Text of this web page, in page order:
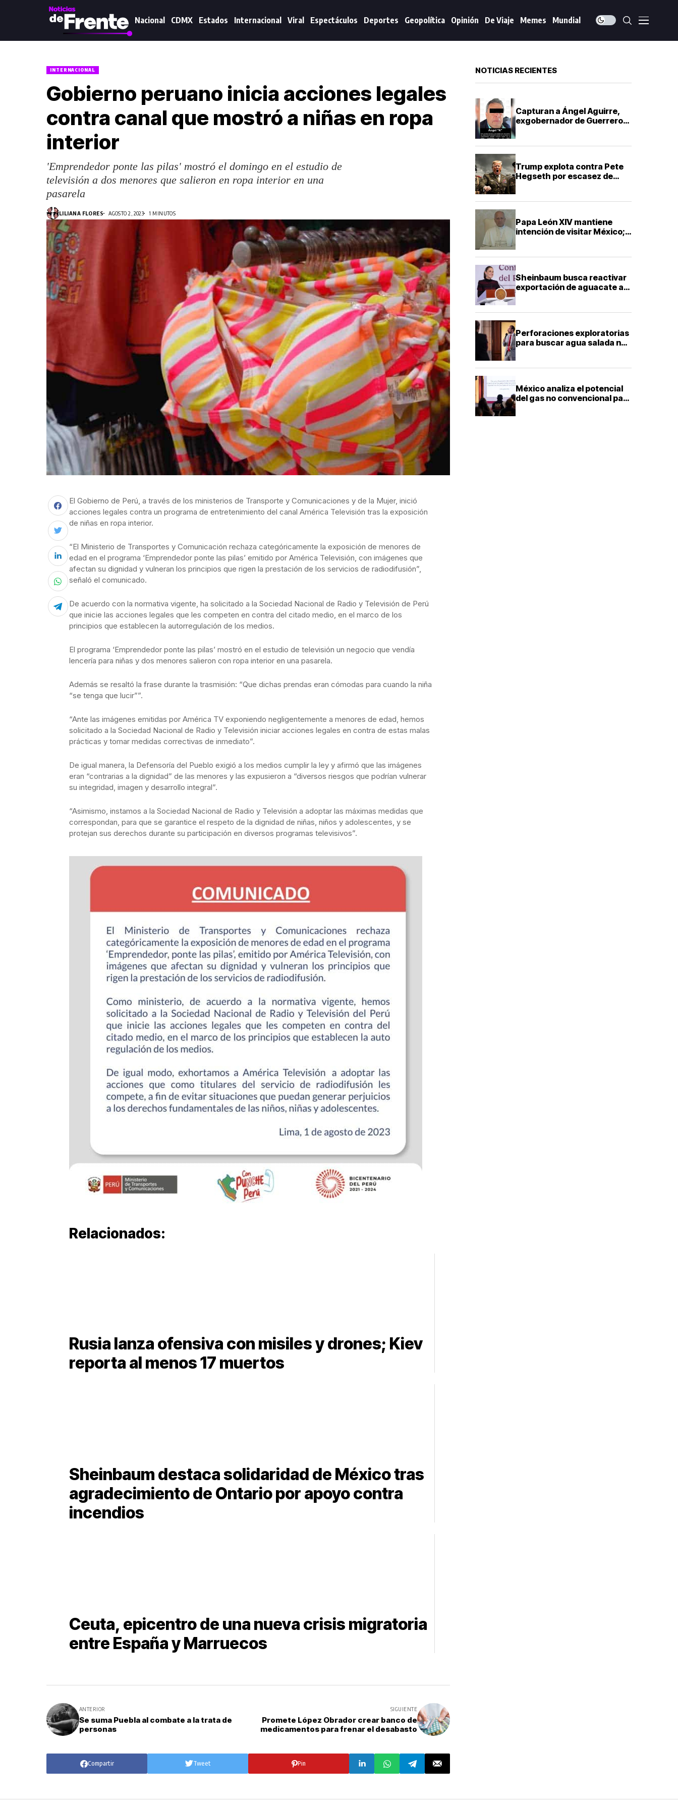
Nacional CDMX Estados Internacional Viral Espectáculos Deportes Geopolítica Opinión De Viaje Memes Mundial
INTERNACIONAL
Gobierno peruano inicia acciones legales
contra canal que mostró a niñas en ropa
interior
'Emprendedor ponte las pilas' mostró el domingo en el estudio de
televisión a dos menores que salieron en ropa interior en una
pasarela
LILIANA FLORES AGOSTO 2, 2023 1 MINUTOS
El Gobierno de Perú, a través de los ministerios de Transporte y Comunicaciones y de la Mujer, inició
acciones legales contra un programa de entretenimiento del canal América Televisión tras la exposición
de niñas en ropa interior.
“El Ministerio de Transportes y Comunicación rechaza categóricamente la exposición de menores de
edad en el programa ‘Emprendedor ponte las pilas’ emitido por América Televisión, con imágenes que
afectan su dignidad y vulneran los principios que rigen la prestación de los servicios de radiodifusión”,
señaló el comunicado.
De acuerdo con la normativa vigente, ha solicitado a la Sociedad Nacional de Radio y Televisión de Perú
que inicie las acciones legales que les competen en contra del citado medio, en el marco de los
principios que establecen la autorregulación de los medios.
El programa ‘Emprendedor ponte las pilas’ mostró en el estudio de televisión un negocio que vendía
lencería para niñas y dos menores salieron con ropa interior en una pasarela.
Además se resaltó la frase durante la trasmisión: “Que dichas prendas eran cómodas para cuando la niña
“se tenga que lucir””.
“Ante las imágenes emitidas por América TV exponiendo negligentemente a menores de edad, hemos
solicitado a la Sociedad Nacional de Radio y Televisión iniciar acciones legales en contra de estas malas
prácticas y tomar medidas correctivas de inmediato”.
De igual manera, la Defensoría del Pueblo exigió a los medios cumplir la ley y afirmó que las imágenes
eran “contrarias a la dignidad” de las menores y las expusieron a “diversos riesgos que podrían vulnerar
su integridad, imagen y desarrollo integral”.
“Asimismo, instamos a la Sociedad Nacional de Radio y Televisión a adoptar las máximas medidas que
correspondan, para que se garantice el respeto de la dignidad de niñas, niños y adolescentes, y se
protejan sus derechos durante su participación en diversos programas televisivos”.
Relacionados:
Rusia lanza ofensiva con misiles y drones; Kiev
reporta al menos 17 muertos
Sheinbaum destaca solidaridad de México tras
agradecimiento de Ontario por apoyo contra
incendios
Ceuta, epicentro de una nueva crisis migratoria
entre España y Marruecos
ANTERIOR
Se suma Puebla al combate a la trata de
personas
SIGUIENTE
Promete López Obrador crear banco de
medicamentos para frenar el desabasto
Compartir Tweet Pin
NOTICIAS RECIENTES
Capturan a Ángel Aguirre,
exgobernador de Guerrero,
Trump explota contra Pete
Hegseth por escasez de
Papa León XIV mantiene
intención de visitar México;
Sheinbaum busca reactivar
exportación de aguacate a
Perforaciones exploratorias
para buscar agua salada no
Facultad de Ingeniería de la
México analiza el potencial
del gas no convencional para